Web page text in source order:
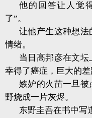
他的回答让人觉
了”。
让他产生这种想
情绪。
当日高邦彦在文
幸得了癌症，巨大的差
嫉妒的火苗一旦
野烧成一片灰烬。
东野圭吾在书中写